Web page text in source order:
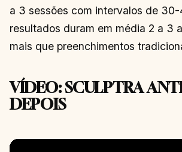
a 3 sessões com intervalos de
resultados duram em média 2 a 3
mais que preenchimentos
VÍDEO: SCULPTRA
DEPOIS